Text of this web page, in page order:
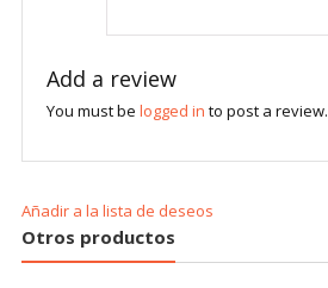
Add a review
You must be logged in to post a review.
Añadir a la lista de deseos
Otros productos